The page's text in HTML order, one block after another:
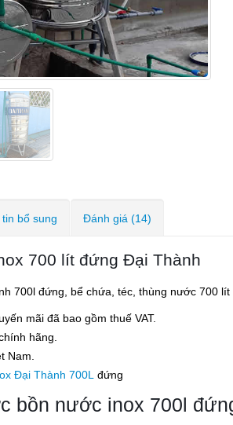
bổ sung Đánh giá (14)
700 lít đứng Đại Thành
700l đứng, bể chứa, téc, thùng nước 700 lít
mãi đã bao gồm thuế VAT.
hãng.
Nam.
Đại Thành 700L đứng
bồn nước inox 700l